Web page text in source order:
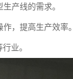
产线的需求。
，提高生产效率。
业。